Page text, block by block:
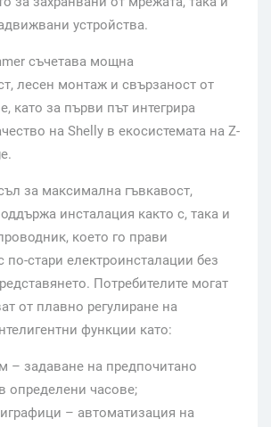
устройства.
съчетава мощна
лесен монтаж и свързаност от
като за първи път интегрира
на Shelly в екосистемата на Z-
за максимална гъвкавост,
инсталация както с, така и
което го прави
стари електроинсталации без
Потребителите могат
от плавно регулиране на
функции като:
– задаване на предпочитано
определени часове;
– автоматизация на